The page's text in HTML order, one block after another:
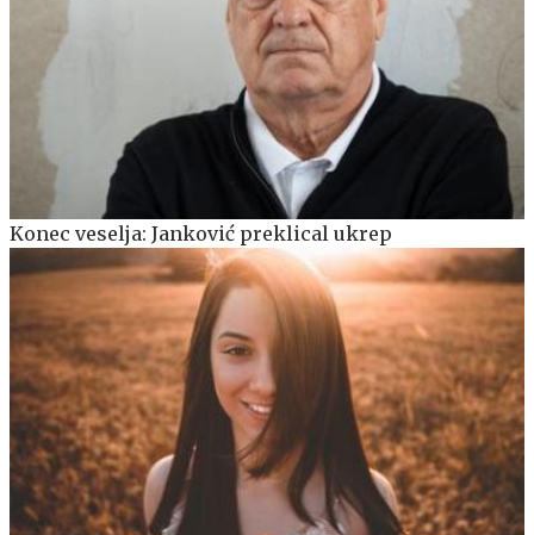
Konec veselja: Janković preklical ukrep